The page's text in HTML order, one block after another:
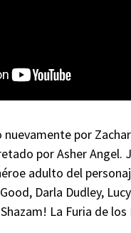
por
por Asher Angel.
adulto del
Darla Dudley,
La Furia de los